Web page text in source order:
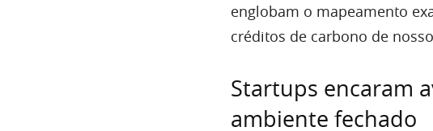
englobam o mapeamento
créditos de carbono de
Startups encaram
ambiente fechado